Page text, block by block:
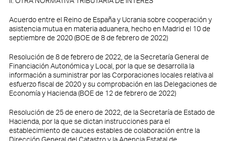
Acuerdo entre el Reino de España y Ucrania sobre cooperación y
asistencia mutua en materia aduanera, hecho en Madrid el 10 de
septiembre de 2020 (BOE de 8 de febrero de 2022)
Resolución de 8 de febrero de 2022, de la Secretaría General de
Financiación Autonómica y Local, por la que se desarrolla la
información a suministrar por las Corporaciones locales relativa al
esfuerzo fiscal de 2020 y su comprobación en las Delegaciones de
Economía y Hacienda (BOE de 12 de febrero de 2022)
Resolución de 25 de enero de 2022, de la Secretaría de Estado de
Hacienda, por la que se dictan instrucciones para el
establecimiento de cauces estables de colaboración entre la